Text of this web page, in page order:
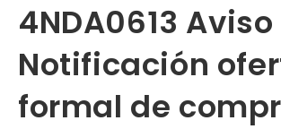
4NDA0613 Aviso
Notificación
formal de